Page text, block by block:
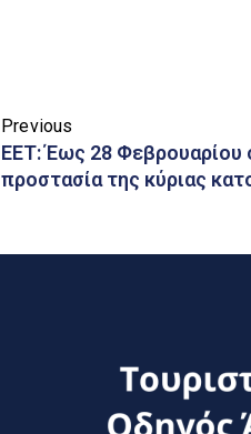
Previous
ΕΕΤ: Έως 28 Φεβρουαρίου
προστασία της κύριας